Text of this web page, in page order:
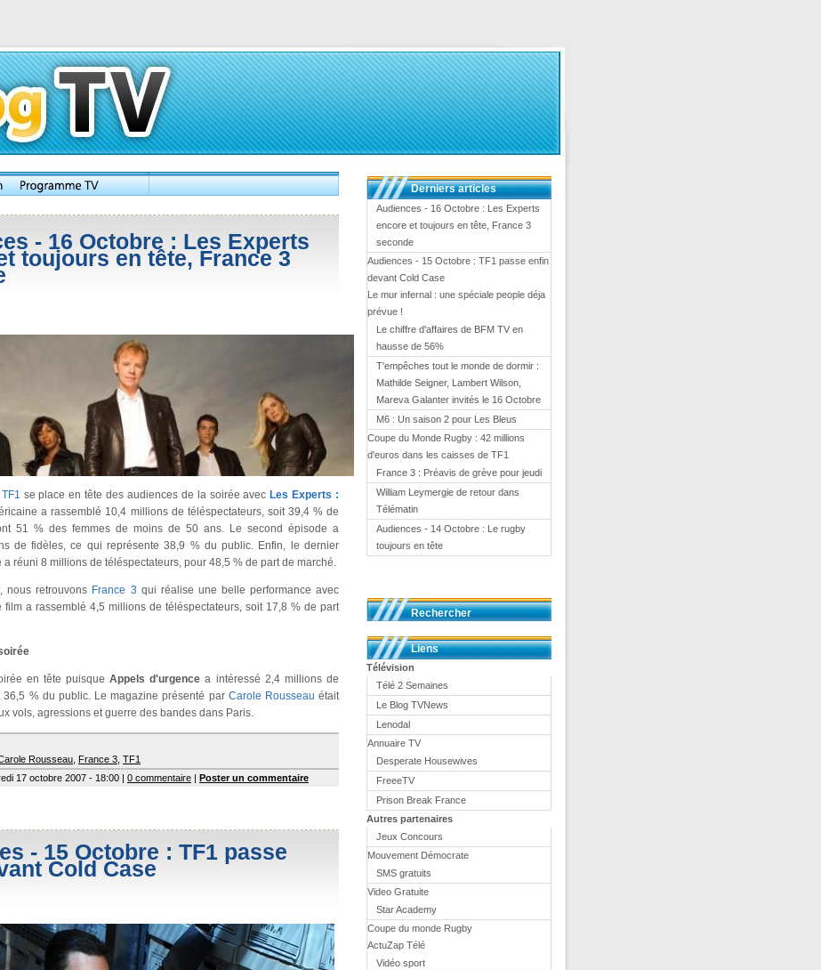
- 16 Octobre : Les Experts
toujours en tête, France 3
TF1 se place en tête des audiences de la soirée avecLes Experts :
a rassemblé 10,4 millions de téléspectateurs, soit 39,4 % de
51 % des femmes de moins de 50 ans. Le second épisode a
de fidèles, ce qui représente 38,9 % du public. Enfin, le dernier
réuni 8 millions de téléspectateurs, pour 48,5 % de part de marché.
nous retrouvons France 3 qui réalise une belle performance avec
film a rassemblé 4,5 millions de téléspectateurs, soit 17,8 % de part
en tête puisqueAppels d'urgence a intéressé 2,4 millions de
36,5 % du public. Le magazine présenté par Carole Rousseau était
vols, agressions et guerre des bandes dans Paris.
Rousseau France 3 TF1
17 octobre 2007 - 18:00 | 0 commentaire | Poster un commentaire
- 15 Octobre : TF1 passe
Cold Case
Derniers articles
Audiences - 16 Octobre : Les Experts
encore et toujours en tête, France 3
seconde
Audiences - 15 Octobre : TF1 passe enfin
devant Cold Case
Le mur infernal : une spéciale people déja
prévue !
Le chiffre d'affaires de BFM TV en
hausse de 56%
T'empêches tout le monde de dormir :
Mathilde Seigner, Lambert Wilson,
Mareva Galanter invités le 16 Octobre
M6 : Un saison 2 pour Les Bleus
Coupe du Monde Rugby : 42 millions
d'euros dans les caisses de TF1
France 3 : Préavis de grève pour jeudi
William Leymergie de retour dans
Télématin
Audiences - 14 Octobre : Le rugby
toujours en tête
Rechercher
Liens
Télévision
Télé 2 Semaines
Le Blog TVNews
Lenodal
Annuaire TV
Desperate Housewives
FreeeTV
Prison Break France
Autres partenaires
Jeux Concours
Mouvement Démocrate
SMS gratuits
Video Gratuite
Star Academy
Coupe du monde Rugby
ActuZap Télé
Vidéo sport